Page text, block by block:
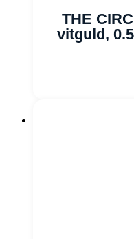
THE
vitguld,